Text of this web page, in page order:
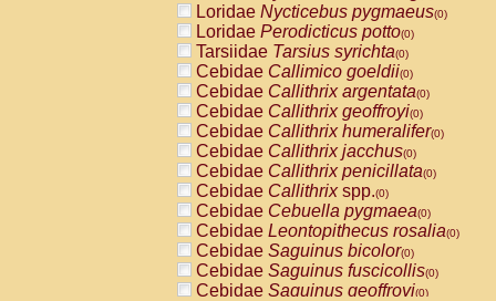
Loridae Nycticebus pygmaeus(0)
Loridae Perodicticus potto(0)
Tarsiidae Tarsius syrichta(0)
Cebidae Callimico goeldii(0)
Cebidae Callithrix argentata(0)
Cebidae Callithrix geoffroyi(0)
Cebidae Callithrix humeralifer(0)
Cebidae Callithrix jacchus(0)
Cebidae Callithrix penicillata(0)
Cebidae Callithrixspp.(0)
Cebidae Cebuella pygmaea(0)
Cebidae Leontopithecus rosalia(0)
Cebidae Saguinus bicolor(0)
Cebidae Saguinus fuscicollis(0)
Cebidae Saguinus geoffroyi(0)